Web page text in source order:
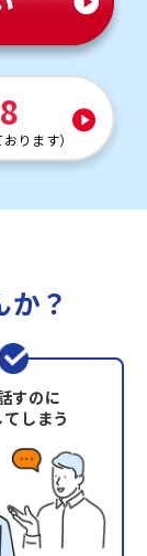
おります）
？
すのに
しまう